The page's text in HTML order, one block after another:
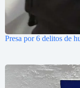
Presa por 6 delitos de